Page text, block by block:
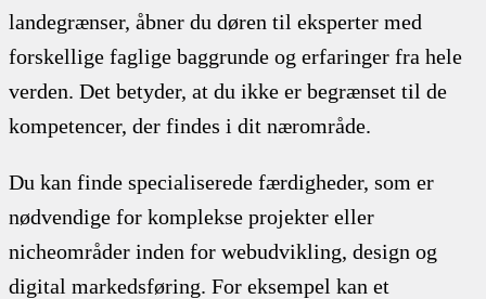
landegrænser, åbner du døren til eksperter med
forskellige faglige baggrunde og erfaringer fra hele
verden. Det betyder, at du ikke er begrænset til de
kompetencer, der findes i dit nærområde.
Du kan finde specialiserede færdigheder, som er
nødvendige for komplekse projekter eller
nicheområder inden for webudvikling, design og
digital markedsføring. For eksempel kan et